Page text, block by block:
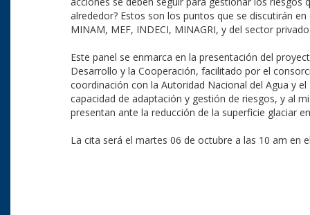
alrededor? Estos son los puntos que se discutirán
MINAM, MEF, INDECI, MINAGRI, y del sector
Este panel se enmarca en la presentación del
Desarrollo y la Cooperación, facilitado por el
coordinación con la Autoridad Nacional del Agua y
capacidad de adaptación y gestión de riesgos, y al
presentan ante la reducción de la superficie glaciar
La cita será el martes 06 de octubre a las 10 am en